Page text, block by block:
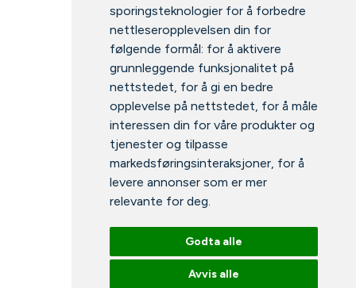
sporingsteknologier for å forbedre
nettleseropplevelsen din for
følgende formål: for å aktivere
grunnleggende funksjonalitet på
nettstedet, for å gi en bedre
opplevelse på nettstedet, for å måle
interessen din for våre produkter og
tjenester og tilpasse
markedsføringsinteraksjoner, for å
levere annonser som er mer
relevante for deg.
Godta alle
Avvis alle